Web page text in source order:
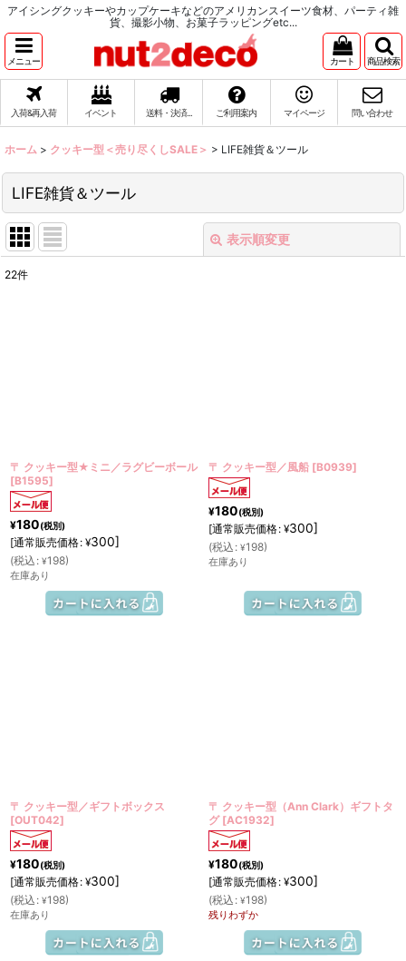
アイシングクッキーやカップケーキなどのアメリカンスイーツ食材、パーティ雑
貨、撮影小物、お菓子ラッピングetc...
メニュー カート 商品検索
入荷&再入荷 イベント 送料・決済... ご利用案内 マイページ 問い合わせ
ホーム > クッキー型＜売り尽くしSALE＞ > LIFE雑貨＆ツール
LIFE雑貨＆ツール
表示順変更
22件
〒 クッキー型★ミニ／ラグビーボール
[B1595]
¥180(税別)
[通常販売価格: ¥300]
(税込 : ¥198)
在庫あり
〒 クッキー型／風船 [B0939]
¥180(税別)
[通常販売価格: ¥300]
(税込 : ¥198)
在庫あり
〒 クッキー型／ギフトボックス
[OUT042]
¥180(税別)
[通常販売価格: ¥300]
(税込 : ¥198)
在庫あり
〒 クッキー型（Ann Clark）ギフトタ
グ [AC1932]
¥180(税別)
[通常販売価格: ¥300]
(税込 : ¥198)
残りわずか